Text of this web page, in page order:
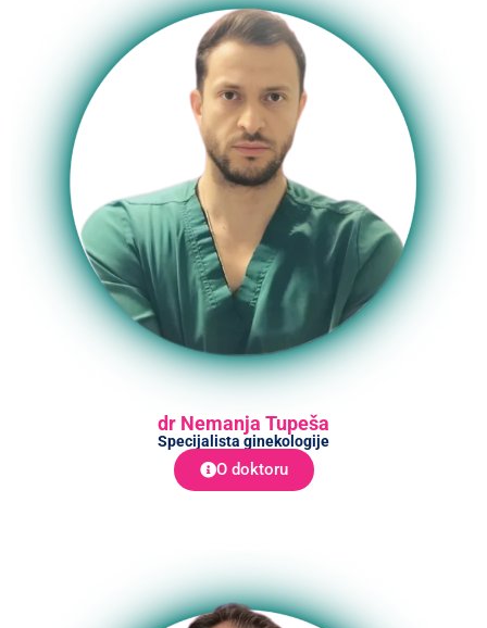
dr Nemanja Tupeša
Specijalista ginekologije
O doktoru